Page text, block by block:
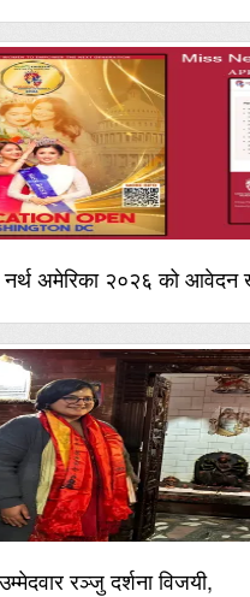
नर्थ अमेरिका २०२६ को आवेदन
रञ्जु दर्शना विजयी,